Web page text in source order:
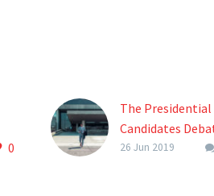
0
The Presidential
Candidates
Granting
26 Jun 2019